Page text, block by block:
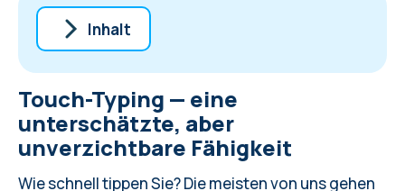
Inhalt
Touch-Typing — eine unterschätzte, aber
unverzichtbare Fähigkeit
In diesem Zusammenhang: 750words —
Online-Plattform für tägliches Schreiben
Die Brilliant-App — ein neuer Maßstab im
Bildungs-Entertainment
Touch-Typing — eine
unterschätzte, aber
unverzichtbare Fähigkeit
Wie schnell tippen Sie? Die meisten von uns gehen